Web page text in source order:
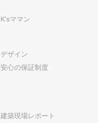
K'sママン
デザイン
安心の保証制度
建築現場レポート